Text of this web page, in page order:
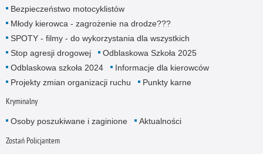
Bezpieczeństwo motocyklistów
Młody kierowca - zagrożenie na drodze???
SPOTY - filmy - do wykorzystania dla wszystkich
Stop agresji drogowej
Odblaskowa Szkoła 2025
Odblaskowa szkoła 2024
Informacje dla kierowców
Projekty zmian organizacji ruchu
Punkty karne
Kryminalny
Osoby poszukiwane i zaginione Aktualności
Zostań Policjantem